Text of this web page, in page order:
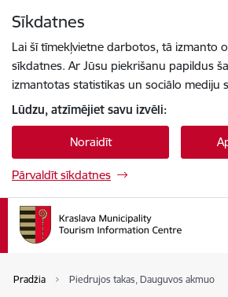
Sīkdatnes
Lai šī tīmekļvietne darbotos, tā izmanto
sīkdatnes. Ar Jūsu piekrišanu papildus
izmantotas statistikas un sociālo mediju
Lūdzu, atzīmējiet savu izvēli:
Noraidīt
Pārvaldīt sīkdatnes
Pradžia Piedrujos takas, Dauguvos akmuo